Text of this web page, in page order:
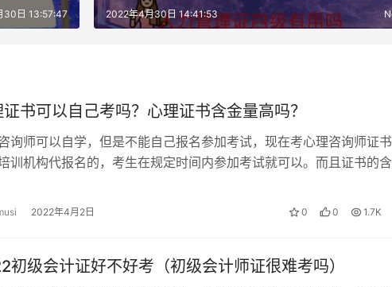
也不一样，没有统一标准。机构安排的选修课和必修课安排也是
份，就近安排临近日期考试，题型全部是客观题。
泛，有心理学概论等基础理论还有实操技能比如咨询技巧、评估方
比较好拿证的，现在考这个证，大多是兴趣或者想更多地了解自己、
，现在只有国家认可的机构给你证明，你通过了心理咨询师，考试合
从业资格证书，但是2017年取消了，现在考的证书只能证明你具备
30日 13:57:47 2022年4月30日 14:41:53
证书可以自己考吗？心理证书含金量高吗？
询师可以自学，但是不能自己报名参加考试，现在考心理咨询师证
训机构代报名的，考生在规定时间内参加考试就可以。而且证书的含
2022年4月2日 0 0 1.7K
初级会计证好不好考（初级会计师证很难考吗）